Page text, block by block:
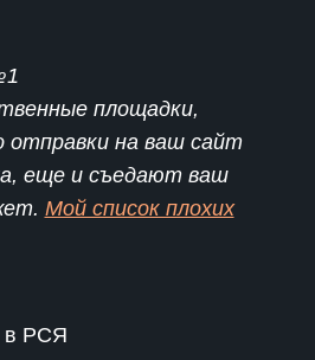
площадки,
отправки на ваш сайт
еще и съедают ваш
Мой список плохих